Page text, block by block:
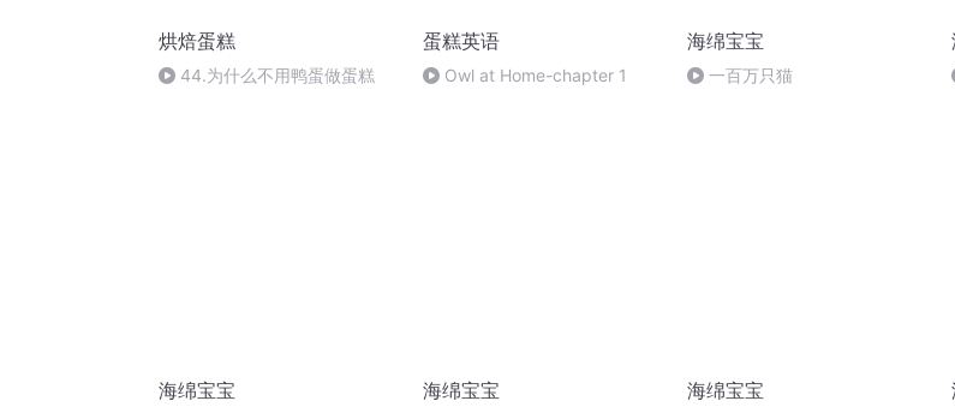
烘焙蛋糕
44.为什么不用鸭蛋做蛋糕
蛋糕英语
Owl at Home-chapter 1
海绵宝宝
一百万只猫
海绵宝宝 海绵宝宝 海绵宝宝